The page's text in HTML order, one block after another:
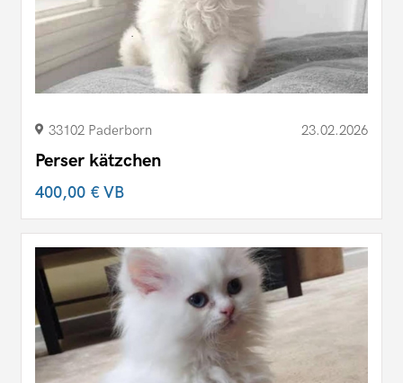
33102 Paderborn 23.02.2026
Perser kätzchen
400,00 €VB